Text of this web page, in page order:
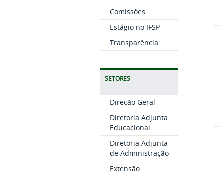
Comissões
Estágio no IFSP
Transparência
SETORES
Direção Geral
Diretoria Adjunta
Educacional
Diretoria Adjunta
de Administração
Extensão